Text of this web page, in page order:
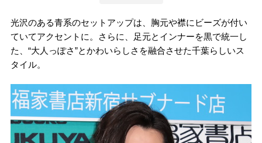
光沢のある青系のセットアップは、胸元や襟にビーズが付い
ていてアクセントに。さらに、足元とインナーを黒で統一し
た、“大人っぽさ”とかわいらしさを融合させた千葉らしいス
タイル。